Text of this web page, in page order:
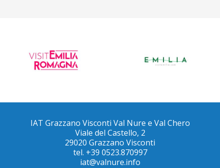
IAT Grazzano Visconti Val Nure e Val Chero
Viale del Castello, 2
29020 Grazzano Visconti
tel. +39 0523.870997
iat@valnure.info